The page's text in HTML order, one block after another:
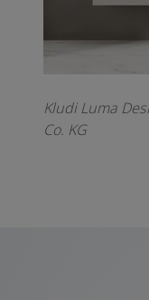
Kludi Luma
Co. KG